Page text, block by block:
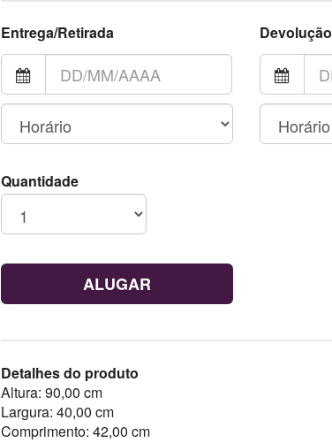
Entrega/Retirada Devolução
Quantidade
ALUGAR
Detalhes do produto
Altura: 90,00 cm
Largura: 40,00 cm
Comprimento: 42,00 cm